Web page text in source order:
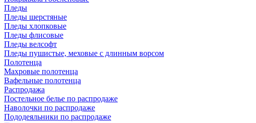
Пледы
Пледы шерстяные
Пледы хлопковые
Пледы флисовые
Пледы велсофт
Пледы пушистые, меховые с длинным ворсом
Полотенца
Махровые полотенца
Вафельные полотенца
Распродажа
Постельное белье по распродаже
Наволочки по распродаже
Пододеяльники по распродаже